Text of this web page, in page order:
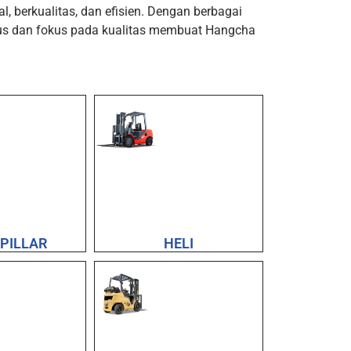
berkualitas, dan efisien. Dengan berbagai
dan fokus pada kualitas membuat Hangcha
HELI